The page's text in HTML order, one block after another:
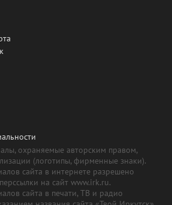
охраняемые авторским правом,
(логотипы, фирменные знаки).
сайта в интернете разрешено
на сайт www.irk.ru.
сайта в печати, ТВ и радио